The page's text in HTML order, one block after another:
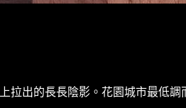
出的長長陰影。花園城市最低調